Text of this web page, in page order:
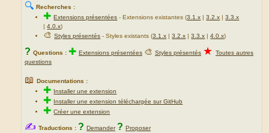
🔍 Recherches :
✚Extensions présentées -Extensions existantes (3.1.x |3.2.x |3.3.x
|4.0.x)
🎨Styles présentés - Styles existants (3.1.x |3.2.x |3.3.x |4.0.x)
? Questions : ✚ Extensions présentées 🎨 Styles présentés ★ Toutes autres
questions
📖 Documentations :
✚ Installer une extension
✚ Installer une extension téléchargée sur GitHub
✚Créer une extension
✍ Traductions : ? Demander ? Proposer